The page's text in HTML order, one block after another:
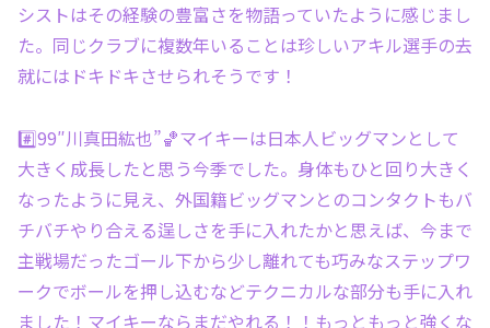
シストはその経験の豊富さを物語っていたように感じまし
た。同じクラブに複数年いることは珍しいアキル選手の去
就にはドキドキさせられそうです！
#️⃣99″川真田紘也”🏀マイキーは日本人ビッグマンとして
大きく成長したと思う今季でした。身体もひと回り大きく
なったように見え、外国籍ビッグマンとのコンタクトもバ
チバチやり合える逞しさを手に入れたかと思えば、今まで
主戦場だったゴール下から少し離れても巧みなステップワ
ークでボールを押し込むなどテクニカルな部分も手に入れ
ました！マイキーならまだやれる！！もっともっと強くな